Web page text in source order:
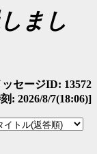
まし
セージID: 13572
: 2026/8/7(18:06)]